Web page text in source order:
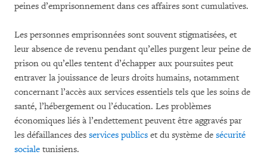
peines d’emprisonnement dans ces affaires sont cumulatives.
Les personnes emprisonnées sont souvent stigmatisées, et
leur absence de revenu pendant qu’elles purgent leur peine de
prison ou qu’elles tentent d’échapper aux poursuites peut
entraver la jouissance de leurs droits humains, notamment
concernant l’accès aux services essentiels tels que les soins de
santé, l’hébergement ou l’éducation. Les problèmes
économiques liés à l’endettement peuvent être aggravés par
les défaillances des services publics et du système de sécurité
sociale tunisiens.